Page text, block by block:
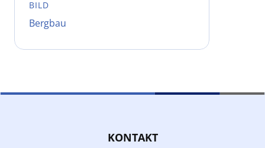
BILD
Bergbau
KONTAKT